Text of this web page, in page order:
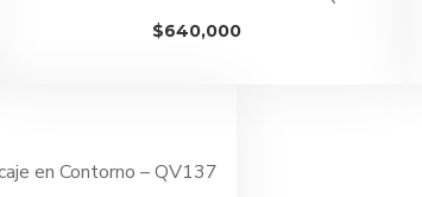
$640,000
en Contorno – QV137